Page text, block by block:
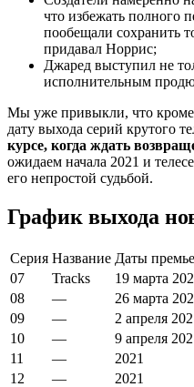
что избежать полного
пообещали сохранить
придавал Норрис;
Джаред выступил не
исполнительным
Мы уже привыкли, что кроме
дату выхода серий крутого
курсе, когда ждать
ожидаем начала 2021 и
его непростой судьбой.
График выхода
Серия Название Даты
07
Tracks 19 марта
08
— 26 марта
09
— 2 апреля
10
— 9 апреля
11
—
2021
12
—
2021